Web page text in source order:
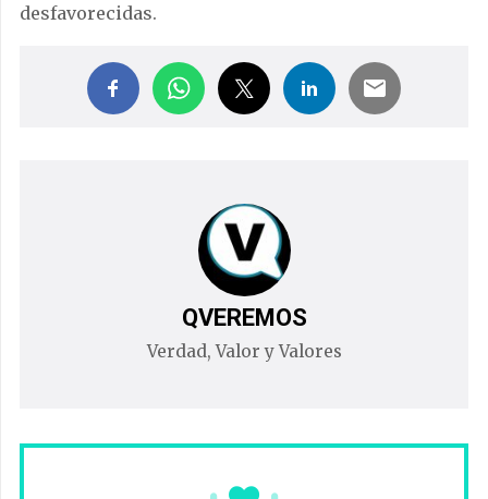
desfavorecidas.
QVEREMOS
Verdad, Valor y Valores